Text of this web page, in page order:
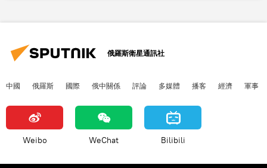
俄羅斯衛星通訊社
中國 俄羅斯 國際 俄中關係 評論 多媒體 播客 經濟 軍事
Weibo WeChat Bilibili